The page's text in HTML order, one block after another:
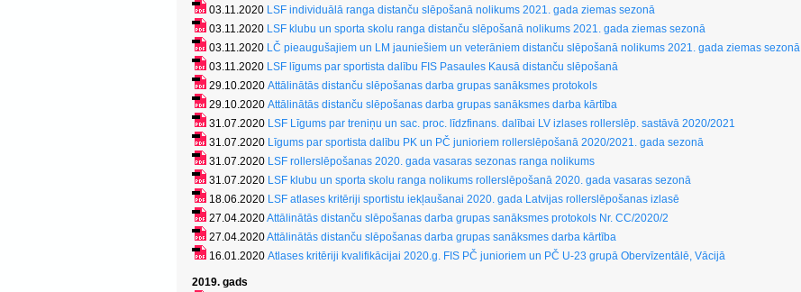
03.11.2020 LSF individuālā ranga distanču slēpošanā nolikums 2021. gada ziemas sezonā
03.11.2020 LSF klubu un sporta skolu ranga distanču slēpošanā nolikums 2021. gada ziemas sezonā
03.11.2020 LČ pieaugušajiem un LM jauniešiem un veterāniem distanču slēpošanā nolikums 2021. gada ziemas sezonā
03.11.2020 LSF līgums par sportista dalību FIS Pasaules Kausā distanču slēpošanā
29.10.2020 Attālinātās distanču slēpošanas darba grupas sanāksmes protokols
29.10.2020 Attālinātās distanču slēpošanas darba grupas sanāksmes darba kārtība
31.07.2020 LSF Līgums par treniņu un sac. proc. līdzfinans. dalībai LV izlases rollerslēp. sastāvā 2020/2021
31.07.2020 Līgums par sportista dalību PK un PČ junioriem rollerslēpošanā 2020/2021. gada sezonā
31.07.2020 LSF rollerslēpošanas 2020. gada vasaras sezonas ranga nolikums
31.07.2020 LSF klubu un sporta skolu ranga nolikums rollerslēpošanā 2020. gada vasaras sezonā
18.06.2020 LSF atlases kritēriji sportistu iekļaušanai 2020. gada Latvijas rollerslēpošanas izlasē
27.04.2020Attālinātās distanču slēpošanas darba grupas sanāksmes protokols Nr. CC/2020/2
27.04.2020Attālinātās distanču slēpošanas darba grupas sanāksmes darba kārtība
16.01.2020 Atlases kritēriji kvalifikācijai 2020.g. FIS PČ junioriem un PČ U-23 grupā Obervīzentālē, Vācijā
2019. gads